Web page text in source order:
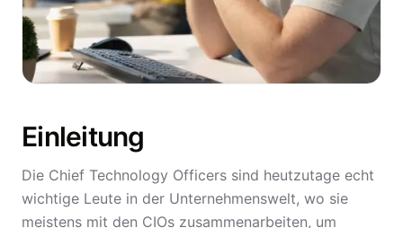
Einleitung
Die Chief Technology Officers sind heutzutage echt
wichtige Leute in der Unternehmenswelt, wo sie
meistens mit den CIOs zusammenarbeiten, um